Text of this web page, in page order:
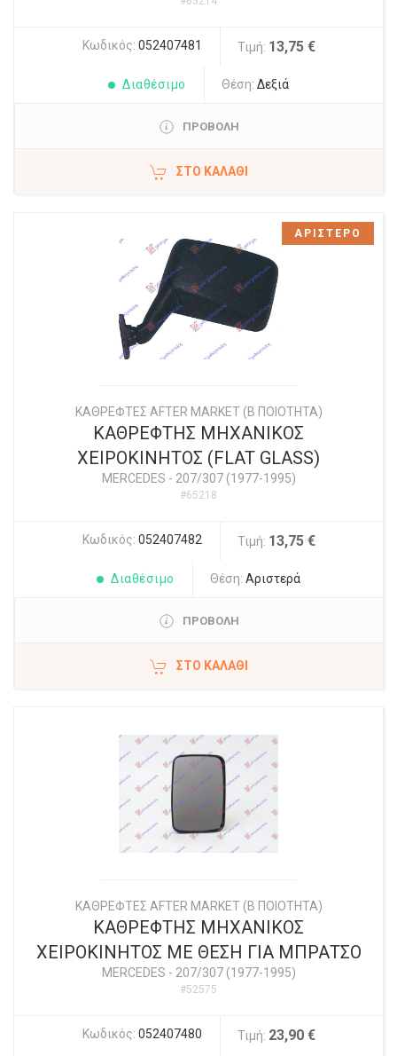
Κωδικός: 052407481 Τιμή: 13,75 €
Διαθέσιμο Θέση: Δεξιά
ΠΡΟΒΟΛΗ
ΣΤΟ ΚΑΛΆΘΙ
ΚΑΘΡΕΦΤΕΣ AFTER MARKET (Β ΠΟΙΟΤΗΤΑ)
ΚΑΘΡΕΦΤΗΣ ΜΗΧΑΝΙΚΟΣ
ΧΕΙΡΟΚΙΝΗΤΟΣ (FLAT GLASS)
MERCEDES - 207/307 (1977-1995)
#65218
Κωδικός: 052407482 Τιμή: 13,75 €
Διαθέσιμο Θέση: Αριστερά
ΠΡΟΒΟΛΗ
ΣΤΟ ΚΑΛΆΘΙ
ΑΡΙΣΤΕΡΟ
ΚΑΘΡΕΦΤΕΣ AFTER MARKET (Β ΠΟΙΟΤΗΤΑ)
ΚΑΘΡΕΦΤΗΣ ΜΗΧΑΝΙΚΟΣ
ΧΕΙΡΟΚΙΝΗΤΟΣ ΜΕ ΘΕΣΗ ΓΙΑ ΜΠΡΑΤΣΟ
MERCEDES - 207/307 (1977-1995)
#52575
Κωδικός: 052407480 Τιμή: 23,90 €